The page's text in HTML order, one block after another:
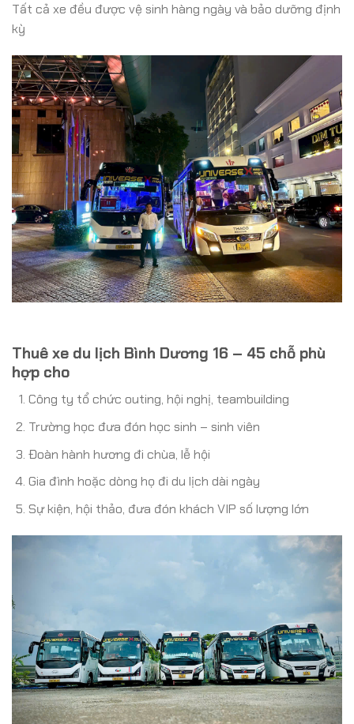
Tất cả xe đều được vệ sinh hàng ngày và bảo dưỡng định
kỳ
Thuê xe du lịch Bình Dương 16 – 45 chỗ phù
hợp cho
Công ty tổ chức outing, hội nghị, teambuilding
Trường học đưa đón học sinh – sinh viên
Đoàn hành hương đi chùa, lễ hội
Gia đình hoặc dòng họ đi du lịch dài ngày
Sự kiện, hội thảo, đưa đón khách VIP số lượng lớn